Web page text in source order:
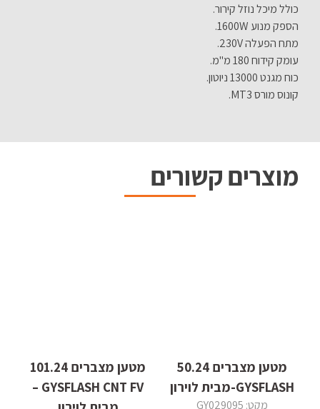
כולל מיכל נוזל קירור.
הספק מנוע 1600W.
מתח הפעלה 230V.
עומק קידוח 180 מ"מ.
כוח מגנט 13000 ניוטון.
קונוס מורס MT3.
מוצרים קשורים
מטען מצברים 50.24
GYSFLASH-מבית לוירון
מקט: GY029095
מטען מצברים 101.24
GYSFLASH CNT FV –